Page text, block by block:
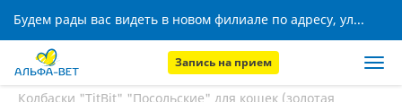
Будем рады вас видеть в новом филиале по адресу, ул. Кижеватова, 8!
Запись на прием
Главная
Колбаски "TitBit" "Посольские" для кошек (золотая